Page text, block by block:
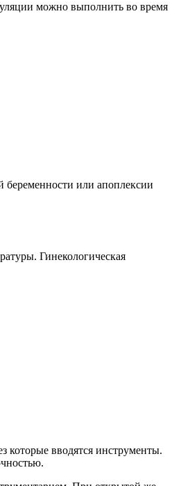
можно выполнить во время
беременности или апоплексии
Гинекологическая
которые вводятся инструменты.